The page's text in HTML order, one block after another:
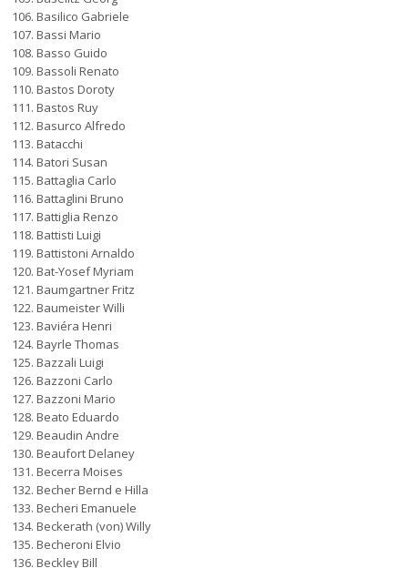
Basilico Gabriele
Bassi Mario
Basso Guido
Bassoli Renato
Bastos Doroty
Bastos Ruy
Basurco Alfredo
Batacchi
Batori Susan
Battaglia Carlo
Battaglini Bruno
Battiglia Renzo
Battisti Luigi
Battistoni Arnaldo
Bat-Yosef Myriam
Baumgartner Fritz
Baumeister Willi
Baviéra Henri
Bayrle Thomas
Bazzali Luigi
Bazzoni Carlo
Bazzoni Mario
Beato Eduardo
Beaudin Andre
Beaufort Delaney
Becerra Moises
Becher Bernd e Hilla
Becheri Emanuele
Beckerath (von) Willy
Becheroni Elvio
Beckley Bill